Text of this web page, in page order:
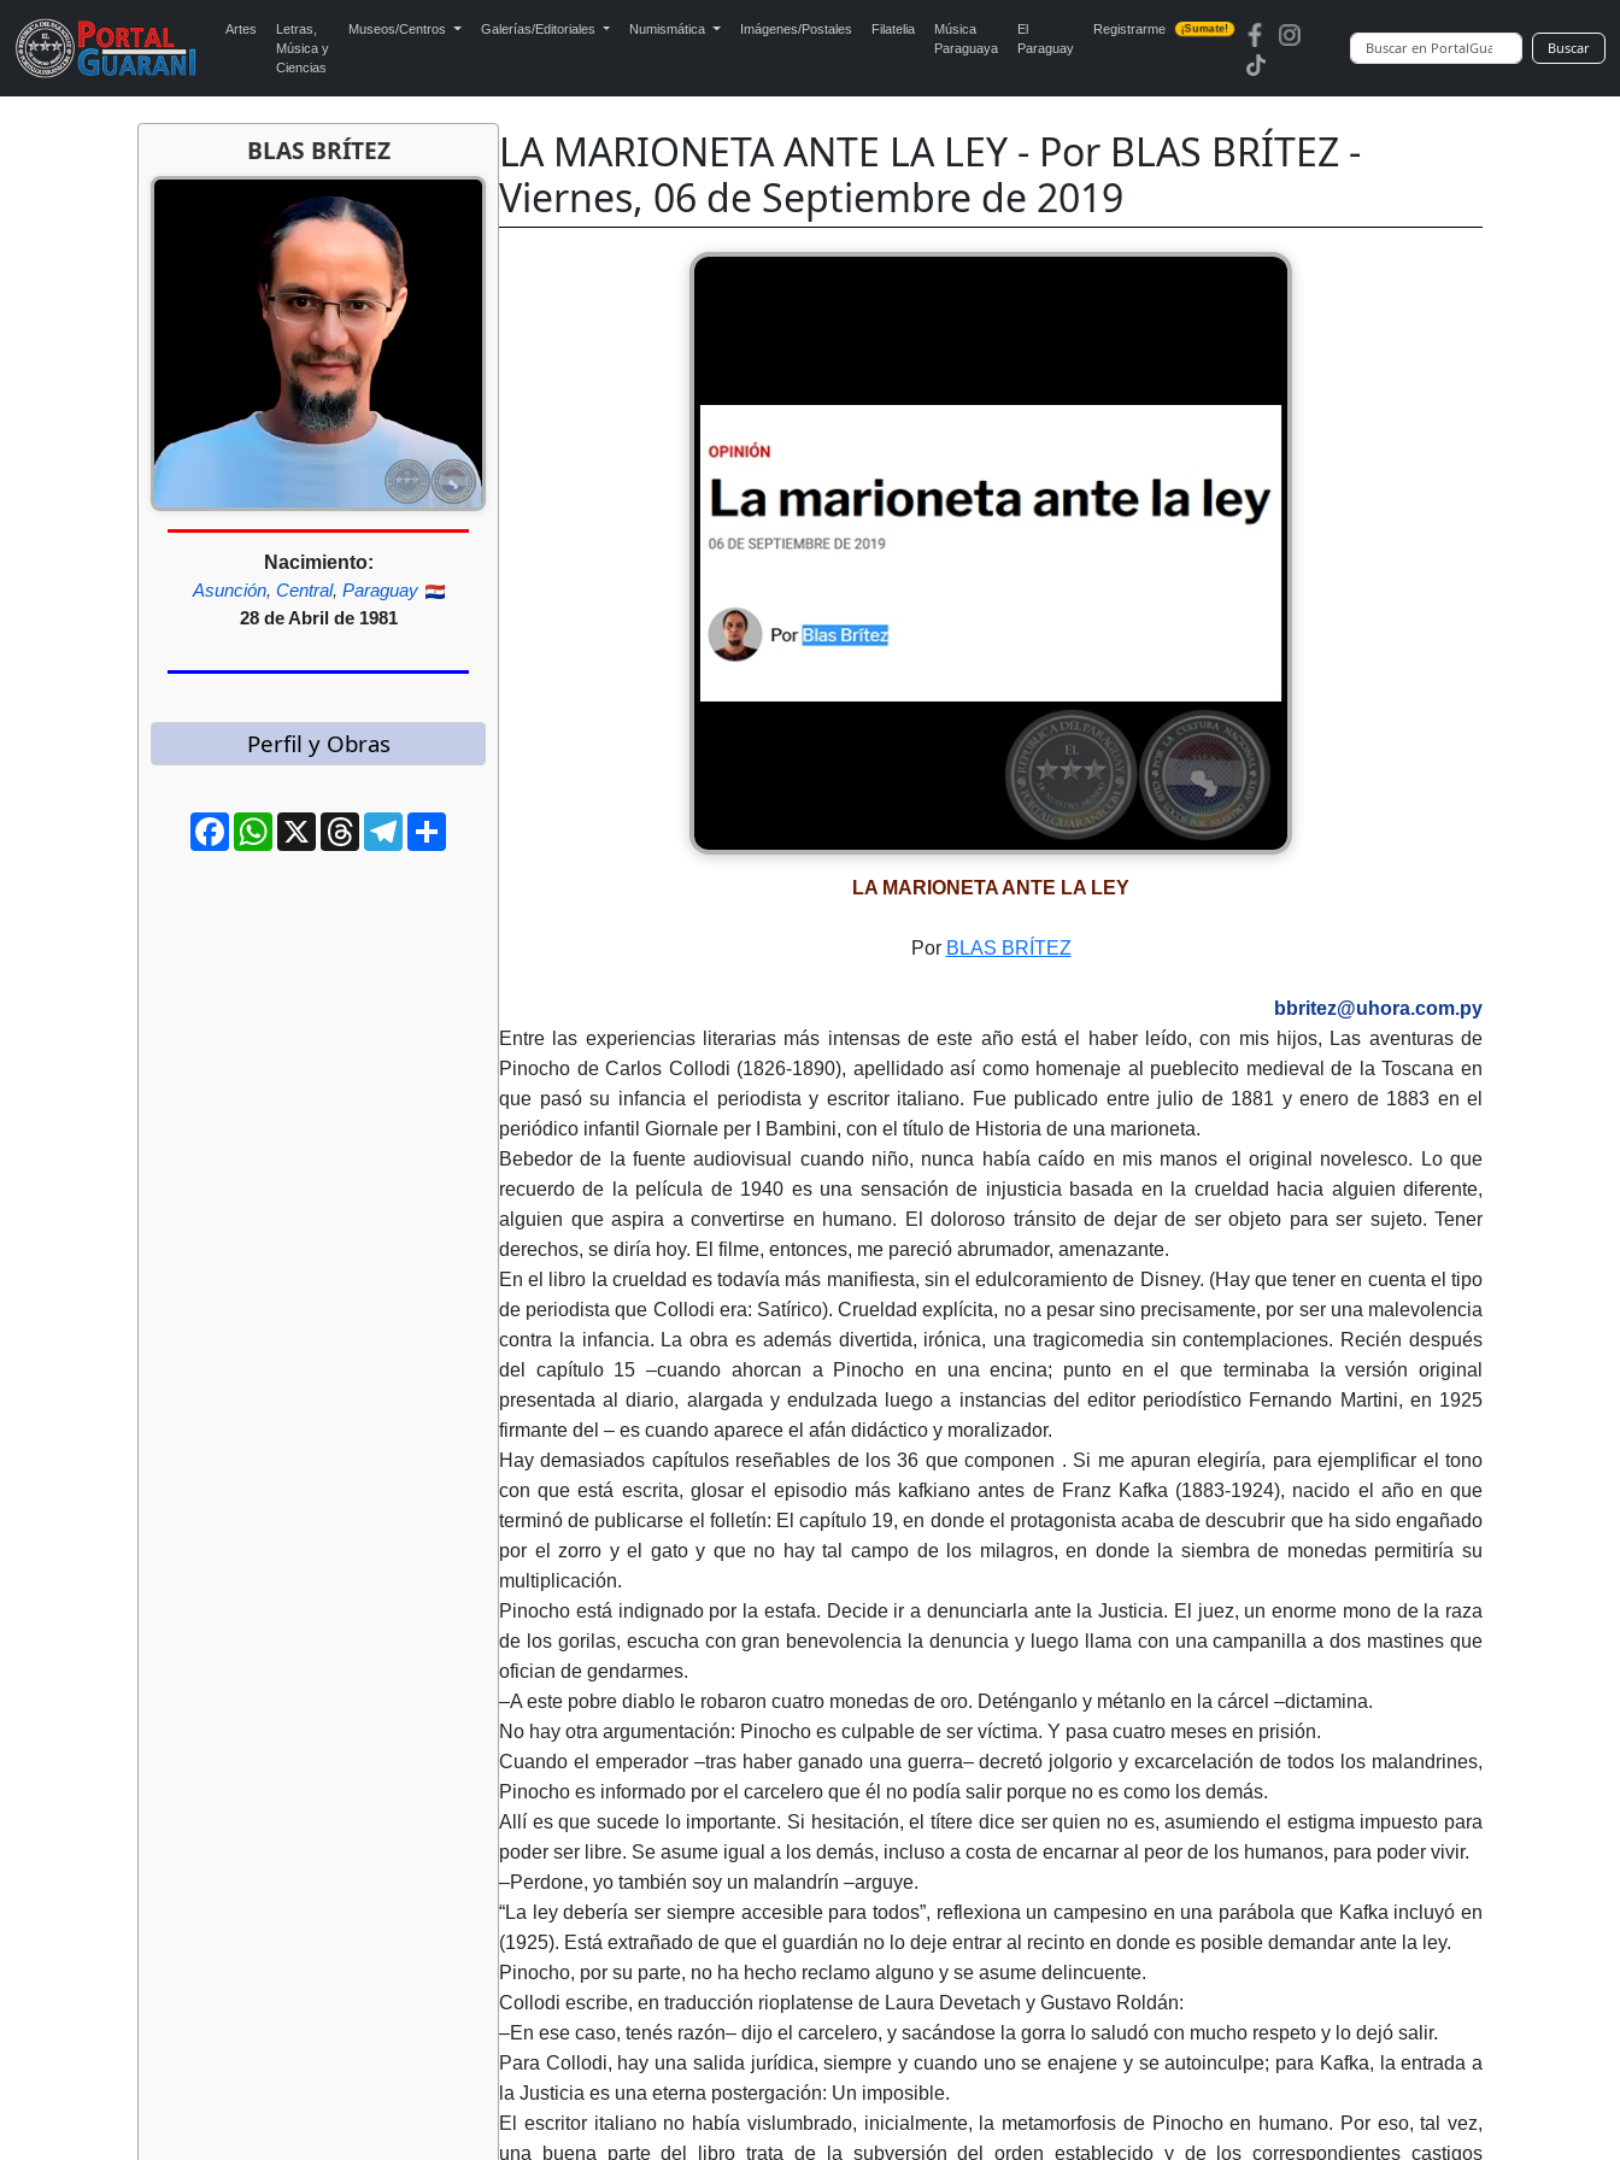
Artes
Letras,
Música y
Ciencias
Museos/Centros Galerías/Editoriales Numismática Imágenes/Postales Filatelia
Música
Paraguaya
El
Paraguay
Registrarme ¡Sumate!
Buscar
BLAS BRÍTEZ
Nacimiento:
Asunción, Central, Paraguay
28 de Abril de 1981
Perfil y Obras
FacebookWhatsApp
X ThreadsTelegram
LA MARIONETA ANTE LA LEY - Por BLAS BRÍTEZ -
Viernes, 06 de Septiembre de 2019
LA MARIONETA ANTE LA LEY
Por BLAS BRÍTEZ
bbritez@uhora.com.py
Entre las experiencias literarias más intensas de este año está el haber leído, con mis hijos, Las aventuras de
Pinocho de Carlos Collodi (1826-1890), apellidado así como homenaje al pueblecito medieval de la Toscana en
que pasó su infancia el periodista y escritor italiano. Fue publicado entre julio de 1881 y enero de 1883 en el
periódico infantil Giornale per I Bambini, con el título de Historia de una marioneta.
Bebedor de la fuente audiovisual cuando niño, nunca había caído en mis manos el original novelesco. Lo que
recuerdo de la película de 1940 es una sensación de injusticia basada en la crueldad hacia alguien diferente,
alguien que aspira a convertirse en humano. El doloroso tránsito de dejar de ser objeto para ser sujeto. Tener
derechos, se diría hoy. El filme, entonces, me pareció abrumador, amenazante.
En el libro la crueldad es todavía más manifiesta, sin el edulcoramiento de Disney. (Hay que tener en cuenta el tipo
de periodista que Collodi era: Satírico). Crueldad explícita, no a pesar sino precisamente, por ser una malevolencia
contra la infancia. La obra es además divertida, irónica, una tragicomedia sin contemplaciones. Recién después
del capítulo 15 –cuando ahorcan a Pinocho en una encina; punto en el que terminaba la versión original
presentada al diario, alargada y endulzada luego a instancias del editor periodístico Fernando Martini, en 1925
firmante del – es cuando aparece el afán didáctico y moralizador.
Hay demasiados capítulos reseñables de los 36 que componen . Si me apuran elegiría, para ejemplificar el tono
con que está escrita, glosar el episodio más kafkiano antes de Franz Kafka (1883-1924), nacido el año en que
terminó de publicarse el folletín: El capítulo 19, en donde el protagonista acaba de descubrir que ha sido engañado
por el zorro y el gato y que no hay tal campo de los milagros, en donde la siembra de monedas permitiría su
multiplicación.
Pinocho está indignado por la estafa. Decide ir a denunciarla ante la Justicia. El juez, un enorme mono de la raza
de los gorilas, escucha con gran benevolencia la denuncia y luego llama con una campanilla a dos mastines que
ofician de gendarmes.
–A este pobre diablo le robaron cuatro monedas de oro. Deténganlo y métanlo en la cárcel –dictamina.
No hay otra argumentación: Pinocho es culpable de ser víctima. Y pasa cuatro meses en prisión.
Cuando el emperador –tras haber ganado una guerra– decretó jolgorio y excarcelación de todos los malandrines,
Pinocho es informado por el carcelero que él no podía salir porque no es como los demás.
Allí es que sucede lo importante. Si hesitación, el títere dice ser quien no es, asumiendo el estigma impuesto para
poder ser libre. Se asume igual a los demás, incluso a costa de encarnar al peor de los humanos, para poder vivir.
–Perdone, yo también soy un malandrín –arguye.
“La ley debería ser siempre accesible para todos”, reflexiona un campesino en una parábola que Kafka incluyó en
(1925). Está extrañado de que el guardián no lo deje entrar al recinto en donde es posible demandar ante la ley.
Pinocho, por su parte, no ha hecho reclamo alguno y se asume delincuente.
Collodi escribe, en traducción rioplatense de Laura Devetach y Gustavo Roldán:
–En ese caso, tenés razón– dijo el carcelero, y sacándose la gorra lo saludó con mucho respeto y lo dejó salir.
Para Collodi, hay una salida jurídica, siempre y cuando uno se enajene y se autoinculpe; para Kafka, la entrada a
la Justicia es una eterna postergación: Un imposible.
El escritor italiano no había vislumbrado, inicialmente, la metamorfosis de Pinocho en humano. Por eso, tal vez,
una buena parte del libro trata de la subversión del orden establecido y de los correspondientes castigos